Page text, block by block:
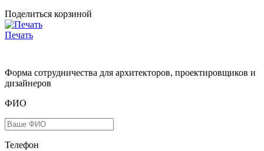
Поделиться корзиной
Печать
Форма сотрудничества для архитекторов, проектировщиков и
дизайнеров
ФИО
Телефон